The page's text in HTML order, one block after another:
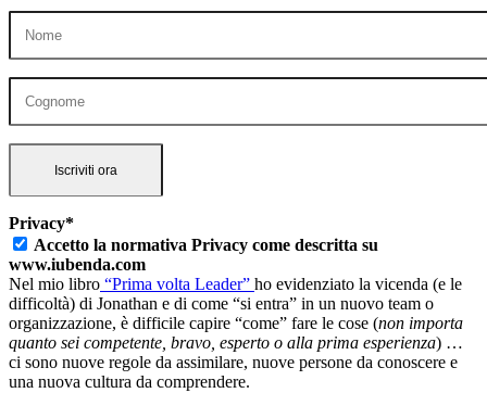
Privacy*
Accetto la normativa Privacy come descritta su
www.iubenda.com
Nel mio libro “Prima volta Leader” ho evidenziato la vicenda (e le
difficoltà) di Jonathan e di come “si entra” in un nuovo team o
organizzazione, è difficile capire “come” fare le cose (non importa
quanto sei competente, bravo, esperto o alla prima esperienza) …
ci sono nuove regole da assimilare, nuove persone da conoscere e
una nuova cultura da comprendere.